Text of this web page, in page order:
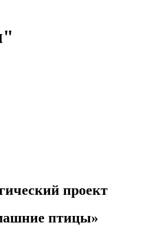
проект
птицы»